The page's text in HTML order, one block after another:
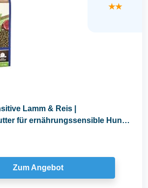
★★
Lamm & Reis |
für ernährungssensible Hunde
Zum Angebot